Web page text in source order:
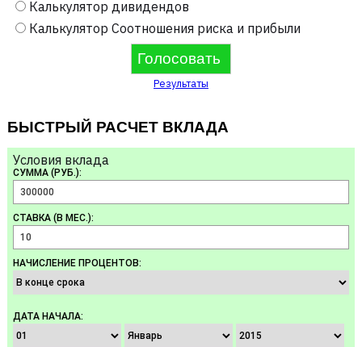
Калькулятор дивидендов
Калькулятор Соотношения риска и прибыли
Результаты
БЫСТРЫЙ РАСЧЕТ ВКЛАДА
Условия вклада
СУММА (РУБ.):
СТАВКА (В МЕС.):
НАЧИСЛЕНИЕ ПРОЦЕНТОВ:
ДАТА НАЧАЛА: